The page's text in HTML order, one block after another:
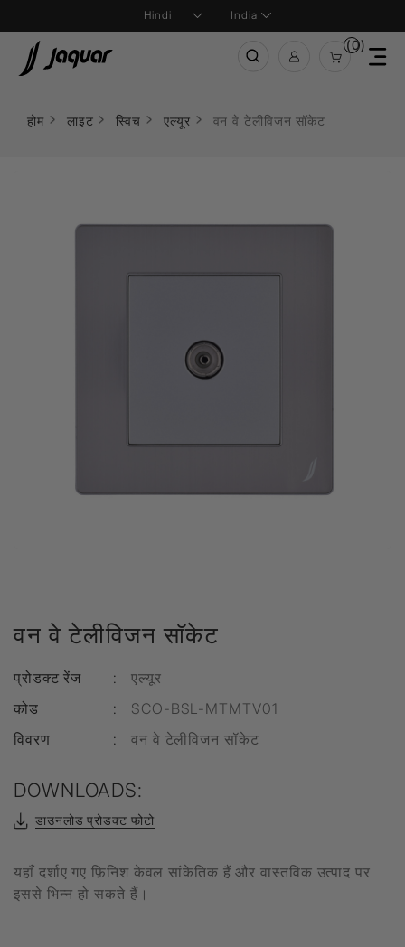
India
(0)
होम लाइट स्विच एल्यूर वन वे टेलीविजन सॉकेट
वन वे टेलीविजन सॉकेट
प्रोडक्ट रेंज :
एल्यूर
कोड
:
SCO-BSL-MTMTV01
विवरण
: वन वे टेलीविजन सॉकेट
DOWNLOADS:
डाउनलोड प्रोडक्ट फोटो
यहाँ दर्शाए गए फ़िनिश केवल सांकेतिक हैं और वास्तविक उत्पाद पर
इससे भिन्न हो सकते हैं।